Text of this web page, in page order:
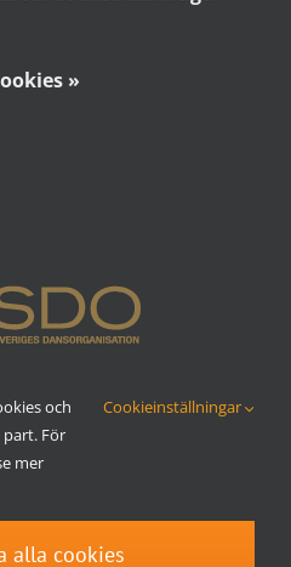
»
och
För
mer
Cookieinställningar
alla cookies